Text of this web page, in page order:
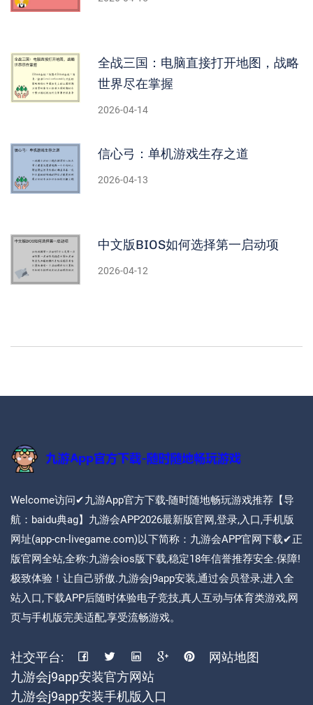
全战三国：电脑直接打开地图，战略
世界尽在掌握
2026-04-14
信心弓：单机游戏生存之道
2026-04-13
中文版BIOS如何选择第一启动项
2026-04-12
Welcome访问✔九游App官方下载-随时随地畅玩游戏推荐【导
航：baidu典ag】九游会APP2026最新版官网,登录,入口,手机版
网址(app-cn-livegame.com)以下简称：九游会APP官网下载✔正
版官网全站,全称:九游会ios版下载,稳定18年信誉推荐安全.保障!
极致体验！让自己骄傲.九游会j9app安装,通过会员登录,进入全
站入口,下载APP后随时体验电子竞技,真人互动与体育类游戏,网
页与手机版完美适配,享受流畅游戏。
社交平台:
网站地图
九游会j9app安装官方网站
九游会j9app安装手机版入口